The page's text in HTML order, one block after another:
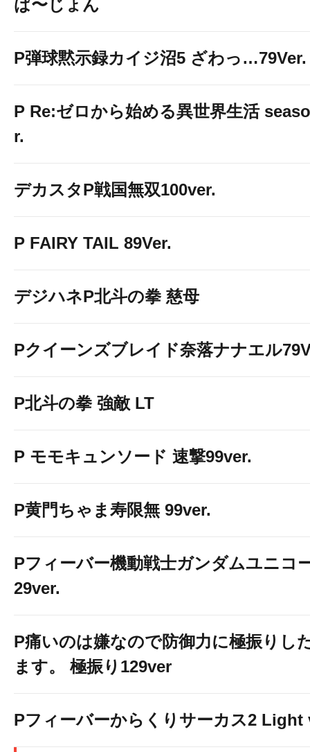
皆様のご来店
お気に入り登
【にこティ
ＰＵＳＨ！
ば〜じょん
P弾球黙示録カイジ沼5 ざわっ…79Ver.
P Re:ゼロから始める異世界生活
r.
デカスタP戦国無双100ver.
P FAIRY TAIL 89Ver.
デジハネP北斗の拳 慈母
Pクイーンズブレイド奈落ナナエル
P北斗の拳 強敵 LT
P モモキュンソード 速撃99ver.
P黄門ちゃま寿限無 99ver.
Pフィーバー機動戦士ガンダムユニコ
29ver.
P痛いのは嫌なので防御力に極振りし
ます。 極振り129ver
Pフィーバーからくりサーカス2 Light